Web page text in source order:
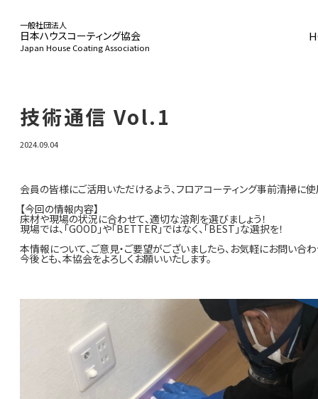
一般社団法人
日本ハウスコーティング協会
Japan House Coating Association
事業活動
加盟店一覧
技術通信 Vol.1
2024.09.04
会員の皆様にご活用いただけるよう、フロアコーティング事前清掃に
【今回の情報内容】
床材や現場の状況に合わせて、適切な溶剤を選びましょう！
現場では、「GOOD」や「BETTER」ではなく、「BEST」な選択を！
本情報について、ご意見・ご要望がございましたら、お気軽にお問い合わ
今後とも、本協会をよろしくお願いいたします。